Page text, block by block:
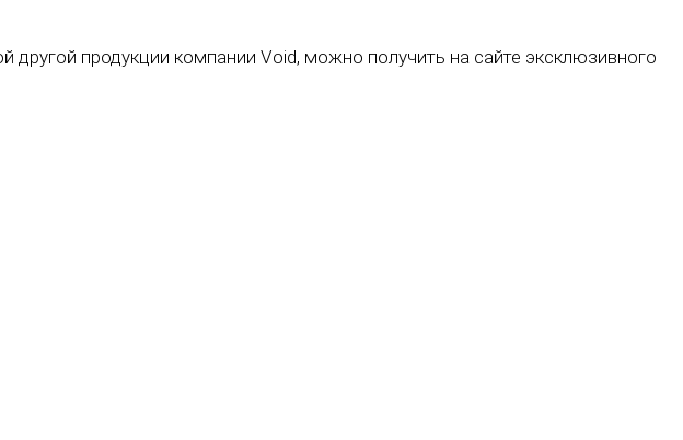
продукции компании Void, можно получить на сайте эксклюзивного